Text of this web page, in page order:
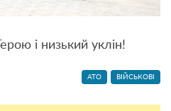
і низький уклін!
АТО ВІЙСЬКОВІ